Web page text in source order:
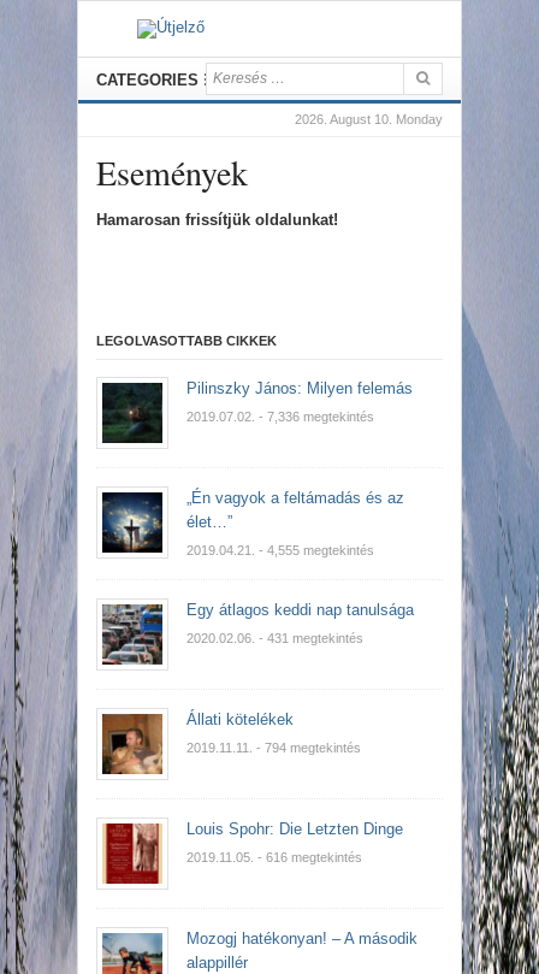
CATEGORIES
2026. August 10. Monday
Események
Hamarosan frissítjük oldalunkat!
LEGOLVASOTTABB CIKKEK
Pilinszky János: Milyen felemás
2019.07.02. - 7,336 megtekintés
„Én vagyok a feltámadás és az
élet…”
2019.04.21. - 4,555 megtekintés
Egy átlagos keddi nap tanulsága
2020.02.06. - 431 megtekintés
Állati kötelékek
2019.11.11. - 794 megtekintés
Louis Spohr: Die Letzten Dinge
2019.11.05. - 616 megtekintés
Mozogj hatékonyan! – A második
alappillér